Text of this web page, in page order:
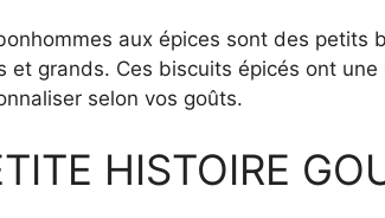
aux épices sont des petits
et grands. Ces biscuits épicés ont
selon vos goûts.
HISTOIRE